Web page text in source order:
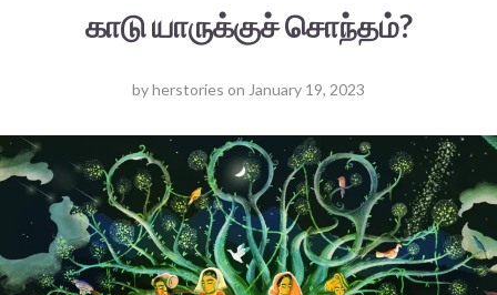
காடு யாருக்குச் சொந்தம்?
byherstories on January 19, 2023